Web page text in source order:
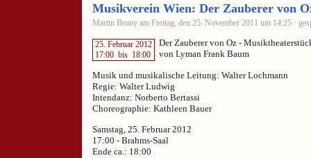
Musikverein Wien: Der Zauberer von
Martin Bruny am Freitag, den 25. November 2011 um 14:25 ·
25. Februar 2012
17:00 bis 18:00
Der Zauberer von Oz -
von Lyman Frank Baum
Musik und musikalische Leitung: Walter Lochmann
Regie: Walter Ludwig
Intendanz: Norberto Bertassi
Choreographie: Kathleen Bauer
Samstag, 25. Februar 2012
17:00 - Brahms-Saal
Ende ca.: 18:00